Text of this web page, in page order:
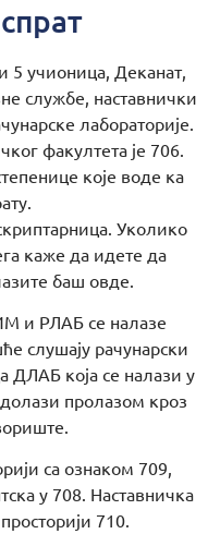
5 учионица, Деканат,
службе, наставнички
лабораторије.
факултета је 706.
које воде ка
Уколико
каже да идете да
баш овде.
и РЛАБ се налазе
слушају рачунарски
ДЛАБ која се налази у
пролазом кроз
са ознаком 709,
у 708. Наставничка
710.